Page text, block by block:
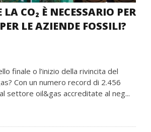
CO₂ È NECESSARIO PER
LE AZIENDE FOSSILI?
finale o l’inizio della rivincita del
Con un numero record di 2.456
settore oil&gas accreditate al neg...